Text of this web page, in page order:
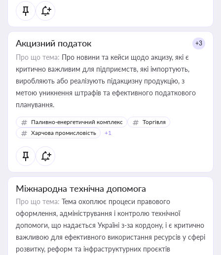
Акцизний податок +3
Про що тема: Про новини та кейси щодо акцизу, які є
критично важливим для підприємств, які імпортують,
виробляють або реалізують підакцизну продукцію, з
метою уникнення штрафів та ефективного податкового
планування.
Паливно-енергетичний комплекс
Торгівля
Харчова промисловість
+1
Міжнародна технічна допомога
Про що тема: Тема охоплює процеси правового
оформлення, адміністрування і контролю технічної
допомоги, що надається Україні з-за кордону, і є критично
важливою для ефективного використання ресурсів у сфері
розвитку, реформ та інфраструктурних проєктів